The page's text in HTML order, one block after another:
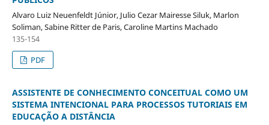
Alvaro Luiz Neuenfeldt Júnior, Julio Cezar Mairesse Siluk, Marlon
Soliman, Sabine Ritter de Paris, Caroline Martins Machado
135-154
PDF
ASSISTENTE DE CONHECIMENTO CONCEITUAL COMO UM
SISTEMA INTENCIONAL PARA PROCESSOS TUTORIAIS EM
EDUCAÇÃO A DISTÂNCIA